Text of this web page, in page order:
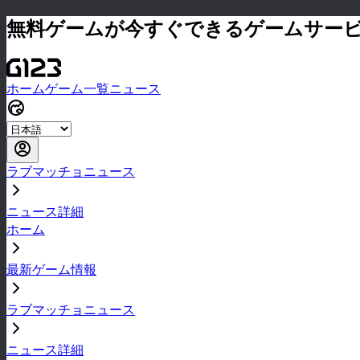
無料ゲームが今すぐできるゲームサー
ホームゲーム一覧ニュース
ラブマッチョニュース
ニュース詳細
ホーム
最新ゲーム情報
ラブマッチョニュース
ニュース詳細